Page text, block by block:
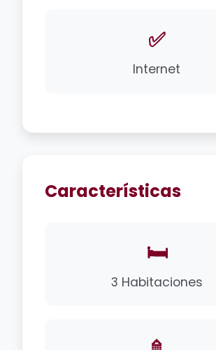
✅
Internet
Características
🛏️
3 Habitaciones